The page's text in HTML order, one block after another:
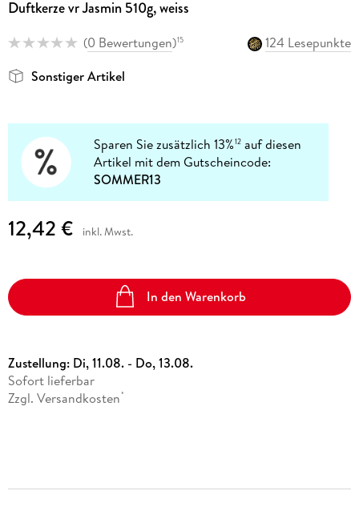
Duftkerze vr Jasmin 510g, weiss
(0 Bewertungen)15
124 Lesepunkte
Sonstiger Artikel
Sparen Sie zusätzlich 13%12 auf diesen
Artikel mit dem Gutscheincode:
SOMMER13
12,42 € inkl. Mwst.
In den Warenkorb
Zustellung: Di, 11.08. - Do, 13.08.
Sofort lieferbar
Zzgl. Versandkosten *